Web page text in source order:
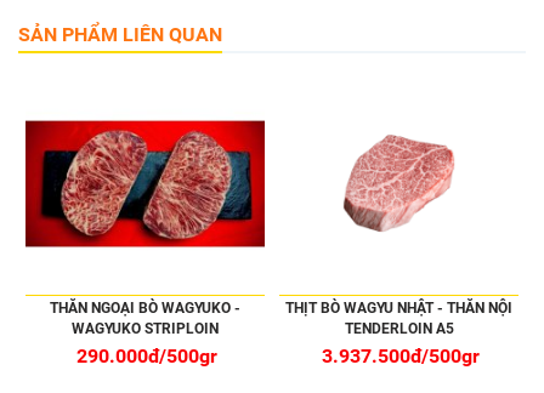
SẢN PHẨM LIÊN QUAN
THĂN NGOẠI BÒ WAGYUKO -
WAGYUKO STRIPLOIN
290.000đ/500gr
THỊT BÒ WAGYU NHẬT - THĂN NỘI
TENDERLOIN A5
3.937.500đ/500gr